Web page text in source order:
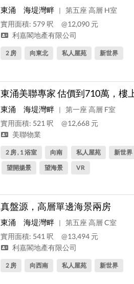
東涌 海堤灣畔 |
第五座 高層 H室
實用面積: 579 呎
@12,090 元
利嘉閣地產有限公司
2 房 向東北 私人屋苑 新世界
東涌美聯專家 估價到710萬，樓
東涌 海堤灣畔 |
第一座 高層 F室
實用面積: 521 呎
@12,668 元
美聯物業
2 房 , 1 浴室 向南 私人屋苑
新世界
望開揚景
望海景 VR
真盤源，高層單邊海景兩房
東涌 海堤灣畔 |
第五座 高層 C室
實用面積: 541 呎
@13,494 元
利嘉閣地產有限公司
2 房 向西南 私人屋苑 新世界